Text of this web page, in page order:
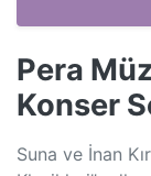
Pera
Konser
Suna ve İnan